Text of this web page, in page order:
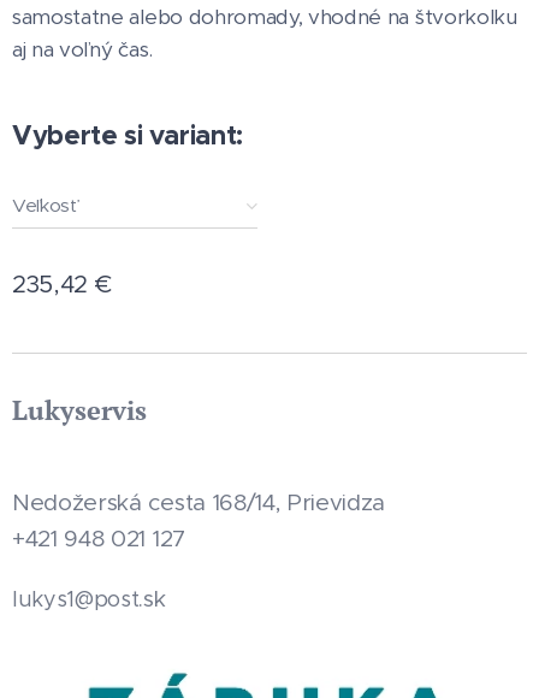
samostatne alebo dohromady, vhodné na štvorkolku
aj na voľný čas.
Vyberte si variant:
Veľkosť
235,42 €
Lukyservis
Nedožerská cesta 168/14, Prievidza
+421 948 021 127
lukys1@post.sk